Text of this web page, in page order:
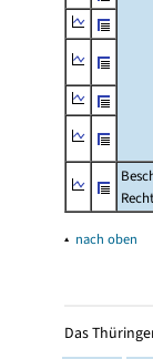
▴ nach oben
Das